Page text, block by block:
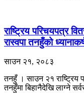
राष्ट्रिय परिचयपत्र
रास्वपा तनहुँको
साउन २१, २०८३
तनहुँ । साउन २१ राष्ट्रिय
तनहुँमा बिहानैदेखि लाग्ने